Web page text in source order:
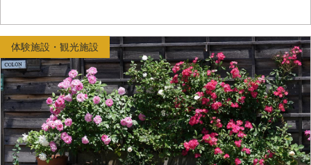
体験施設・観光施設